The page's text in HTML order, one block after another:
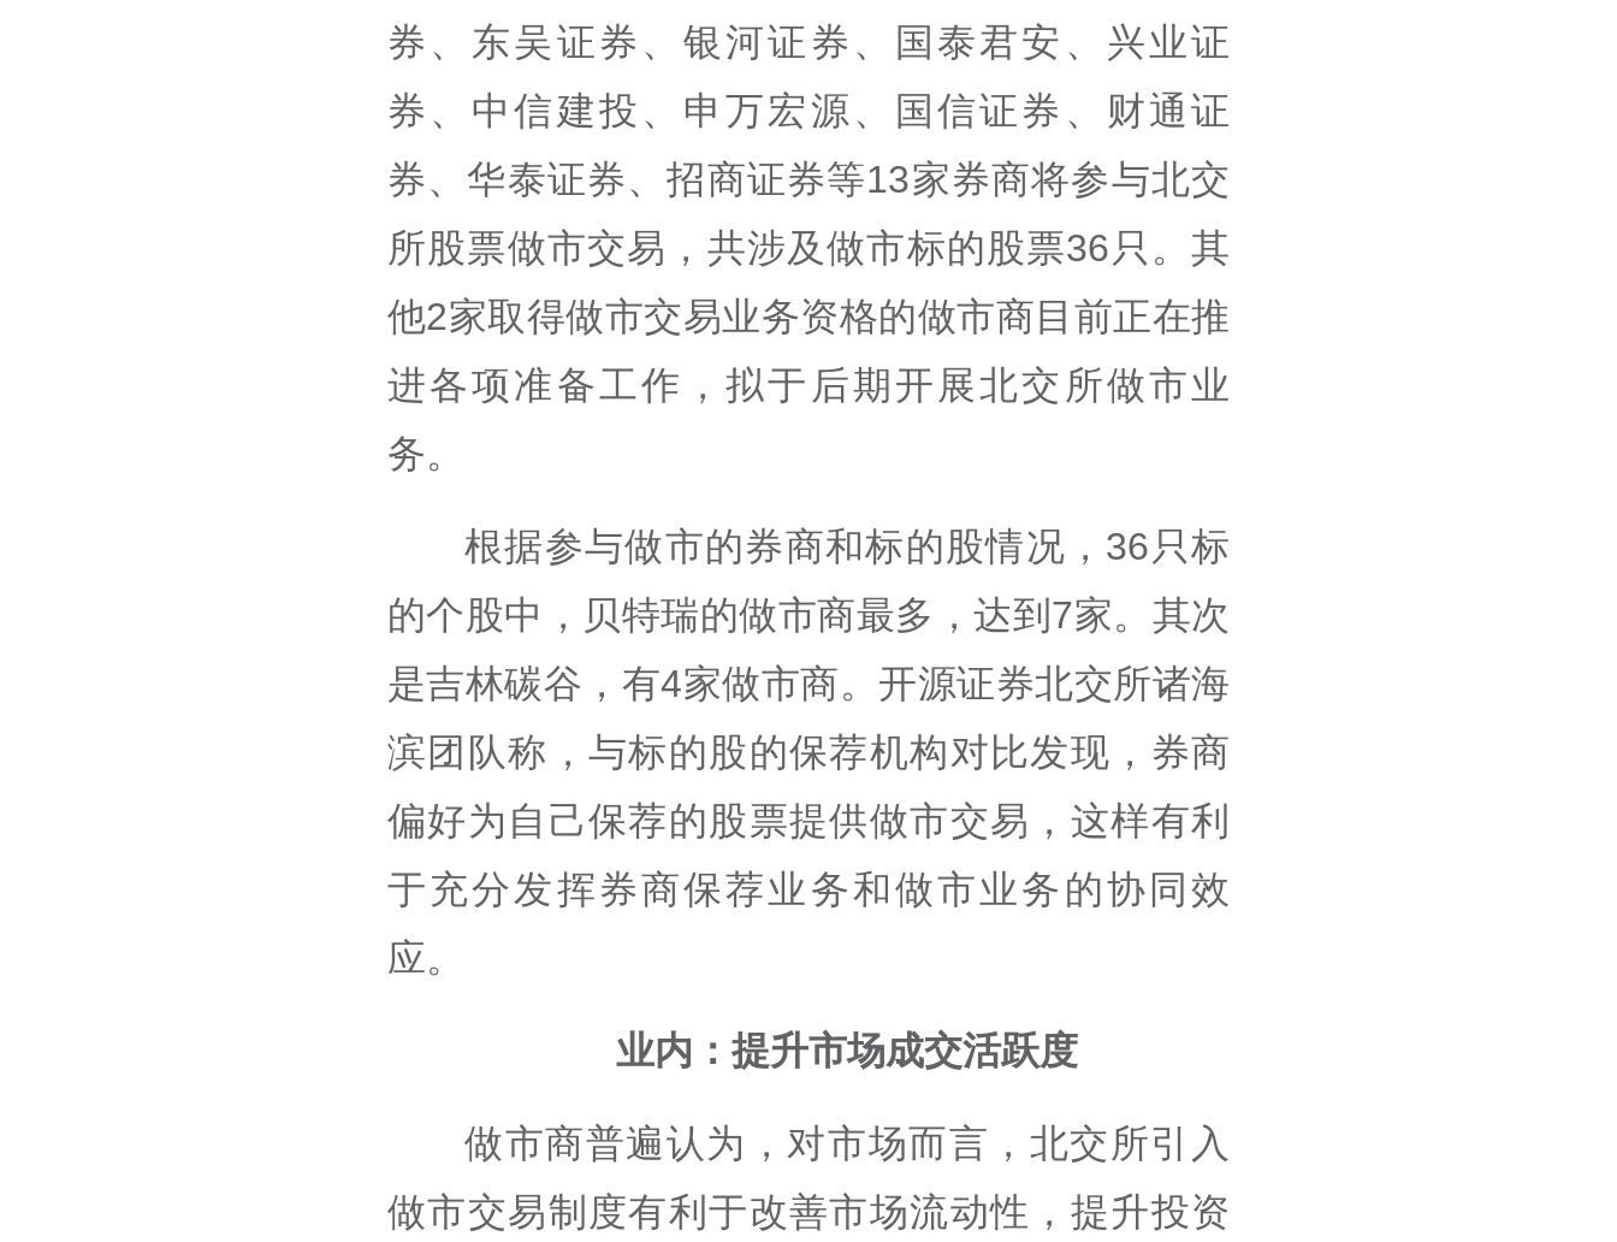
券、东吴证券、银河证券、国泰君安、兴业证
券、中信建投、申万宏源、国信证券、财通证
券、华泰证券、招商证券等13家券商将参与北交
所股票做市交易，共涉及做市标的股票36只。其
他2家取得做市交易业务资格的做市商目前正在推
进各项准备工作，拟于后期开展北交所做市业
务。
根据参与做市的券商和标的股情况，36只标
的个股中，贝特瑞的做市商最多，达到7家。其次
是吉林碳谷，有4家做市商。开源证券北交所诸海
滨团队称，与标的股的保荐机构对比发现，券商
偏好为自己保荐的股票提供做市交易，这样有利
于充分发挥券商保荐业务和做市业务的协同效
应。
业内：提升市场成交活跃度
做市商普遍认为，对市场而言，北交所引入
做市交易制度有利于改善市场流动性，提升投资